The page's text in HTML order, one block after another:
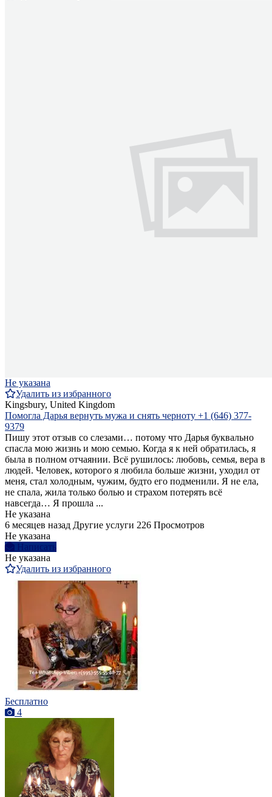
Не указана
Удалить из избранного
Kingsbury, United Kingdom
Помогла Дарья вернуть мужа и снять черноту +1 (646) 377-
9379
Пишу этот отзыв со слезами… потому что Дарья буквально
спасла мою жизнь и мою семью. Когда я к ней обратилась, я
была в полном отчаянии. Всё рушилось: любовь, семья, вера в
людей. Человек, которого я любила больше жизни, уходил от
меня, стал холодным, чужим, будто его подменили. Я не ела,
не спала, жила только болью и страхом потерять всё
навсегда… Я прошла ...
Не указана
6 месяцев назад Другие услуги 226 Просмотров
Не указана
Написать
Не указана
Удалить из избранного
Бесплатно
4